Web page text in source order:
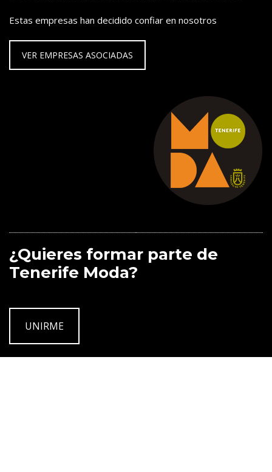
Estas empresas han decidido confiar en nosotros
VER EMPRESAS ASOCIADAS
¿Quieres formar parte de
Tenerife Moda?
UNIRME